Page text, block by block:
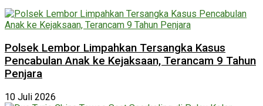
Polsek Lembor Limpahkan Tersangka Kasus
Pencabulan Anak ke Kejaksaan, Terancam 9 Tahun
Penjara
10 Juli 2026